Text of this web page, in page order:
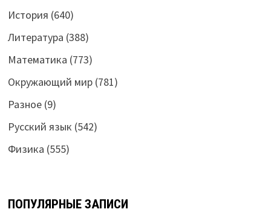
История (640)
Литература (388)
Математика (773)
Окружающий мир(781)
Разное(9)
Русский язык (542)
Физика (555)
ПОПУЛЯРНЫЕ ЗАПИСИ